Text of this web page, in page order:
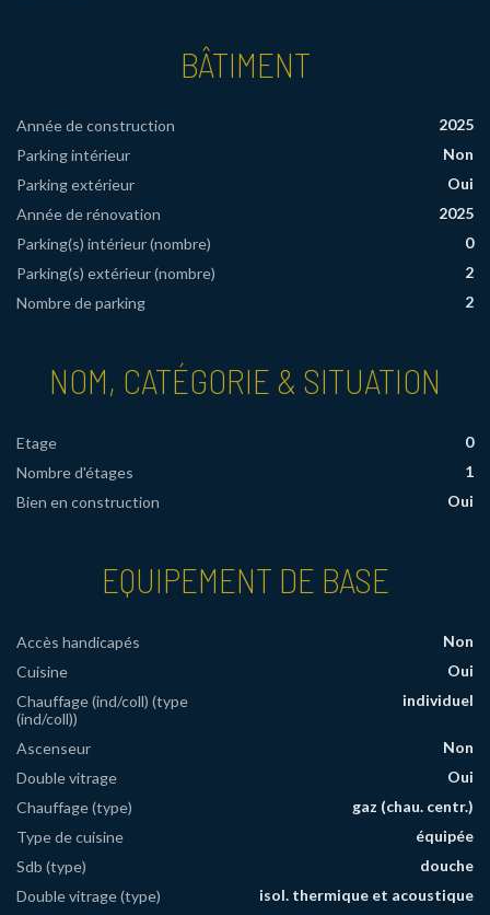
BÂTIMENT
Année de construction
2025
Parking intérieur
Non
Parking extérieur
Oui
Année de rénovation
2025
Parking(s) intérieur (nombre)
0
Parking(s) extérieur (nombre)
2
Nombre de parking
2
NOM, CATÉGORIE & SITUATION
Etage
0
Nombre d'étages
1
Bien en construction
Oui
EQUIPEMENT DE BASE
Accès handicapés
Non
Cuisine
Oui
Chauffage (ind/coll) (type
(ind/coll))
individuel
Ascenseur
Non
Double vitrage
Oui
Chauffage (type)
gaz (chau. centr.)
Type de cuisine
équipée
Sdb (type)
douche
Double vitrage (type)
isol. thermique et acoustique